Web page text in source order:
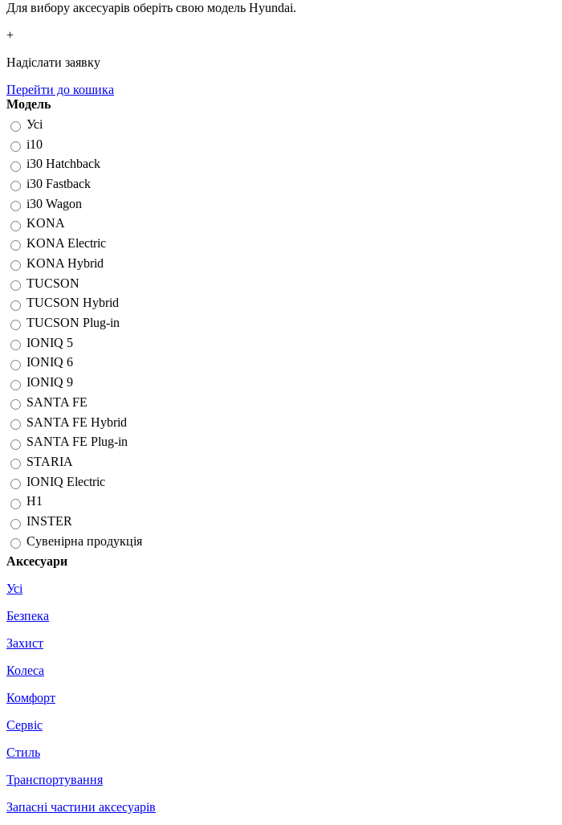
Для вибору аксесуарів оберіть свою модель Hyundai.
+
Надіслати заявку
Перейти до кошика
Модель
Усі
i10
i30 Hatchback
i30 Fastback
i30 Wagon
KONA
KONA Electric
KONA Hybrid
TUCSON
TUCSON Hybrid
TUCSON Plug-in
IONIQ 5
IONIQ 6
IONIQ 9
SANTA FE
SANTA FE Hybrid
SANTA FE Plug-in
STARIA
IONIQ Electric
H1
INSTER
Сувенірна продукція
Аксесуари
Усі
Безпека
Захист
Колеса
Комфорт
Сервіс
Стиль
Транспортування
Запасні частини аксесуарів